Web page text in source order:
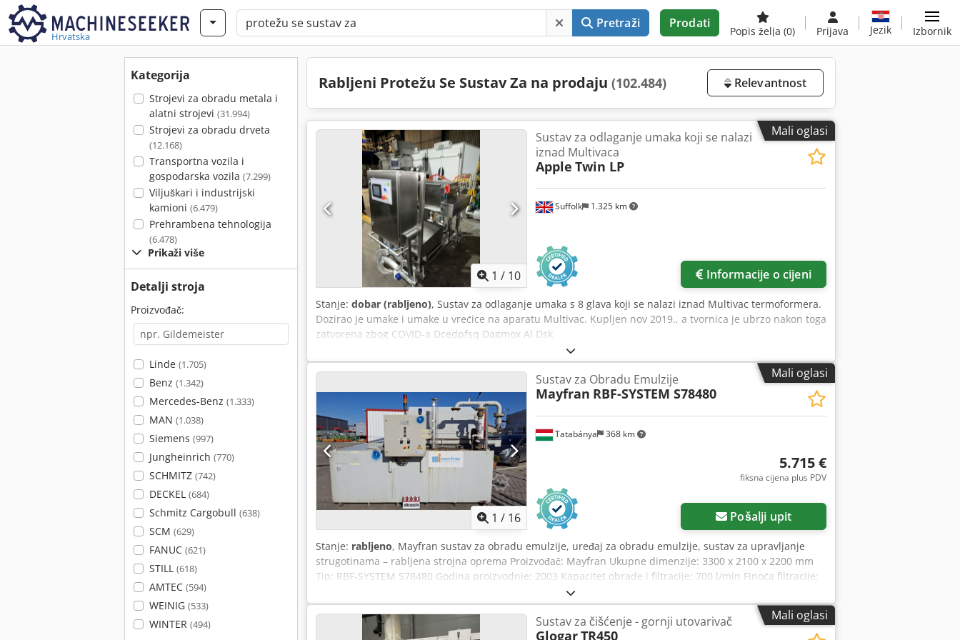
Hrvatska
Pretraži Prodati
Popis želja (0) Prijava Jezik Izbornik
Kategorija
Strojevi za obradu metala i
alatni strojevi (31.994)
Strojevi za obradu drveta
(12.168)
Transportna vozila i
gospodarska vozila (7.299)
Viljuškari i industrijski
kamioni (6.479)
Prehrambena tehnologija
(6.478)
Prikaži više
Detalji stroja
Proizvođač:
Linde (1.705)
Benz (1.342)
Mercedes-Benz (1.333)
MAN (1.038)
Siemens (997)
Jungheinrich (770)
SCHMITZ (742)
DECKEL (684)
Schmitz Cargobull (638)
SCM (629)
FANUC (621)
STILL (618)
AMTEC (594)
WEINIG (533)
WINTER (494)
Rabljeni Protežu Se Sustav Za na prodaju (102.484) Relevantnost
Mali oglasi
1 / 10
Suffolk 1.325 km
Sustav za odlaganje umaka koji se nalazi
iznad Multivaca
Apple Twin LP
Informacije o cijeni
Stanje: dobar (rabljeno), Sustav za odlaganje umaka s 8 glava koji se nalazi iznad Multivac termoformera.
Dozirao je umake i umake u vrećice na aparatu Multivac. Kupljen nov 2019., a tvornica je ubrzo nakon toga
zatvorena zbog COVID-a Dcedpfsq Dagmox Al Dsk
Mali oglasi
1 / 16
Tatabánya 368 km
Sustav za Obradu Emulzije
Mayfran RBF-SYSTEM S78480
5.715 €
fiksna cijena plus PDV
Pošalji upit
Stanje: rabljeno, Mayfran sustav za obradu emulzije, uređaj za obradu emulzije, sustav za upravljanje
strugotinama – rabljena strojna oprema Proizvođač: Mayfran Ukupne dimenzije: 3300 x 2100 x 2200 mm
Tip: RBF-SYSTEM S78480 Godina proizvodnje: 2003 Kapacitet obrade i filtracije: 700 l/min Finoća filtracije:
40 ppm > 20 µm Volumen spremnika: 7250 l Dedpfx Aezqbnuel Deck Kapacitet pumpe: 5,5 kW; 600 l/min;
5 bara
Mali oglasi
Sustav za čišćenje - gornji utovarivač
GlogarTR450